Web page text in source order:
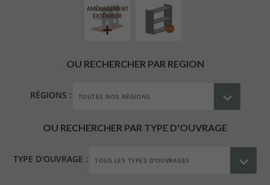
AMÉNAGEMENT
EXTÉRIEUR
OU RECHERCHER PAR REGION
RÉGIONS :
OU RECHERCHER PAR TYPE D'OUVRAGE
TYPE D'OUVRAGE :